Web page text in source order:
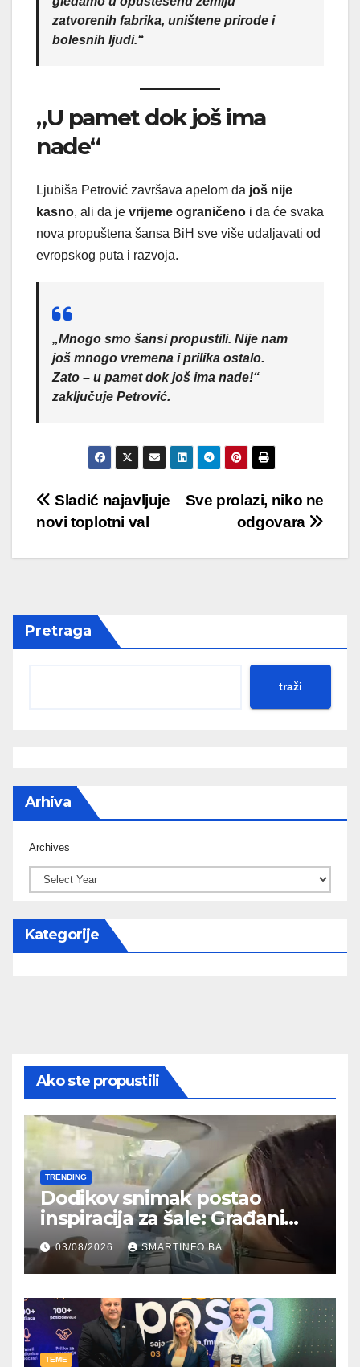
zatvorenih fabrika, uništene prirode i
bolesnih ljudi.“
„U pamet dok još ima
nade“
Ljubiša Petrović završava apelom da još nije
kasno, ali da je vrijeme ograničeno i da će svaka
nova propuštena šansa BiH sve više udaljavati od
evropskog puta i razvoja.
„Mnogo smo šansi propustili. Nije nam
još mnogo vremena i prilika ostalo.
Zato – u pamet dok još ima nade!“
zaključuje Petrović.
Post
navigation
Sve prolazi, niko ne
odgovara
Sladić najavljuje
novi toplotni val
Pretraga
traži
Arhiva
Archives
Kategorije
Ako ste propustili
TRENDING
Dodikov snimak postao
inspiracija za šale: Građani
kroz parodiju poslali poruku
03/08/2026 SMARTINFO.BA
TEME